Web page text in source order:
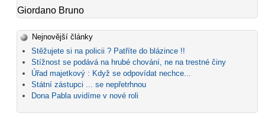
Giordano Bruno
Nejnovější články
Stěžujete si na policii ? Patříte do blázince !!
Stížnost se podává na hrubé chování, ne na trestné činy
Úřad majetkový : Když se odpovídat nechce...
Státní zástupci ... se nepřetrhnou
Dona Pabla uvidíme v nové roli